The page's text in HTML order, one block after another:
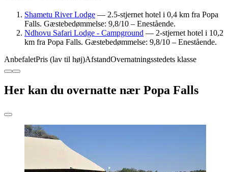
Shametu River Lodge — 2.5-stjernet hotel i 0,4 km fra Popa
Falls. Gæstebedømmelse: 9,8/10 – Enestående.
Ndhovu Safari Lodge - Campground — 2-stjernet hotel i 10,2
km fra Popa Falls. Gæstebedømmelse: 9,8/10 – Enestående.
AnbefaletPris (lav til høj)AfstandOvernatningsstedets klasse
Her kan du overnatte nær Popa Falls